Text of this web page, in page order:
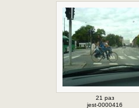
21 раз
jest-0000416